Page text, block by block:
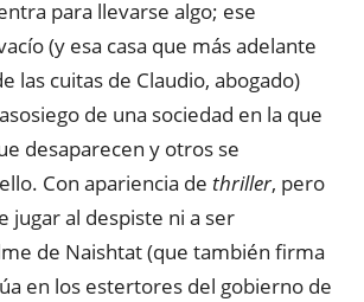
para llevarse algo; ese
(y esa casa que más adelante
las cuitas de Claudio, abogado)
de una sociedad en la que
desaparecen y otros se
Con apariencia de thriller, pero
jugar al despiste ni a ser
de Naishtat (que también firma
en los estertores del gobierno de